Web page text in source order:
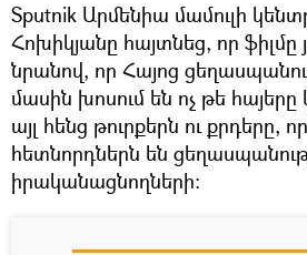
Sputnik Արմենիա մամուլի
Հոխիկյանը հայտնեց, որ ֆիլմը
նրանով, որ Հայոց
մասին խոսում են ոչ թե
այլ հենց թուրքերն ու քրդերը,
հետնորդներն են
իրականացնողների։